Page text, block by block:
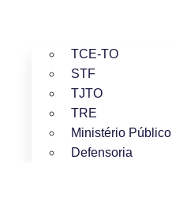
TCE-TO
STF
TJTO
TRE
Ministério Público
Defensoria